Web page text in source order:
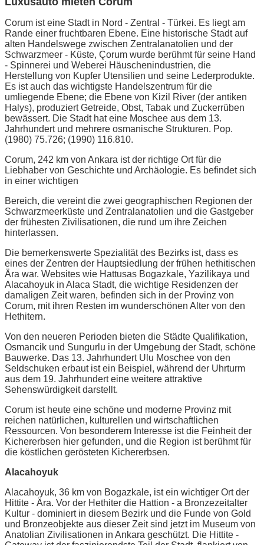
Corum ist eine Stadt in Nord - Zentral - Türkei. Es liegt am
Rande einer fruchtbaren Ebene. Eine historische Stadt auf
alten Handelswege zwischen Zentralanatolien und der
Schwarzmeer - Küste, Çorum wurde berühmt für seine Hand
- Spinnerei und Weberei Häuschenindustrien, die
Herstellung von Kupfer Utensilien und seine Lederprodukte.
Es ist auch das wichtigste Handelszentrum für die
umliegende Ebene; die Ebene von Kizil River (der antiken
Halys), produziert Getreide, Obst, Tabak und Zuckerrüben
bewässert. Die Stadt hat eine Moschee aus dem 13.
Jahrhundert und mehrere osmanische Strukturen. Pop.
(1980) 75.726; (1990) 116.810.
Corum, 242 km von Ankara ist der richtige Ort für die
Liebhaber von Geschichte und Archäologie. Es befindet sich
in einer wichtigen
Bereich, die vereint die zwei geographischen Regionen der
Schwarzmeerküste und Zentralanatolien und die Gastgeber
der frühesten Zivilisationen, die rund um ihre Zeichen
hinterlassen.
Die bemerkenswerte Spezialität des Bezirks ist, dass es
eines der Zentren der Hauptsiedlung der frühen hethitischen
Ära war. Websites wie Hattusas Bogazkale, Yazilikaya und
Alacahoyuk in Alaca Stadt, die wichtige Residenzen der
damaligen Zeit waren, befinden sich in der Provinz von
Corum, mit ihren Resten im wunderschönen Alter von den
Hethitern.
Von den neueren Perioden bieten die Städte Qualifikation,
Osmancik und Sungurlu in der Umgebung der Stadt, schöne
Bauwerke. Das 13. Jahrhundert Ulu Moschee von den
Seldschuken erbaut ist ein Beispiel, während der Uhrturm
aus dem 19. Jahrhundert eine weitere attraktive
Sehenswürdigkeit darstellt.
Corum ist heute eine schöne und moderne Provinz mit
reichen natürlichen, kulturellen und wirtschaftlichen
Ressourcen. Von besonderem Interesse ist die Feinheit der
Kichererbsen hier gefunden, und die Region ist berühmt für
die köstlichen gerösteten Kichererbsen.
Alacahoyuk
Alacahoyuk, 36 km von Bogazkale, ist ein wichtiger Ort der
Hittite - Ära. Vor der Hethiter die Hattion - a Bronzezeitalter
Kultur - dominiert in diesem Bezirk und die Funde von Gold
und Bronzeobjekte aus dieser Zeit sind jetzt im Museum von
Anatolian Zivilisationen in Ankara geschützt. Die Hittite -